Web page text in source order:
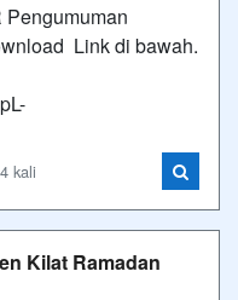
Pengumuman
Link di bawah.
kali
Kilat Ramadan